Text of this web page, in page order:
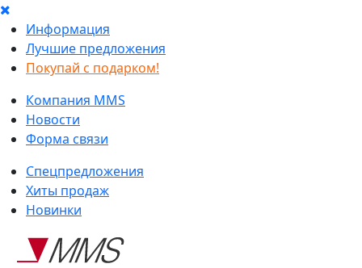
Информация
Лучшие предложения
Покупай с подарком!
Компания MMS
Новости
Форма связи
Спецпредложения
Хиты продаж
Новинки